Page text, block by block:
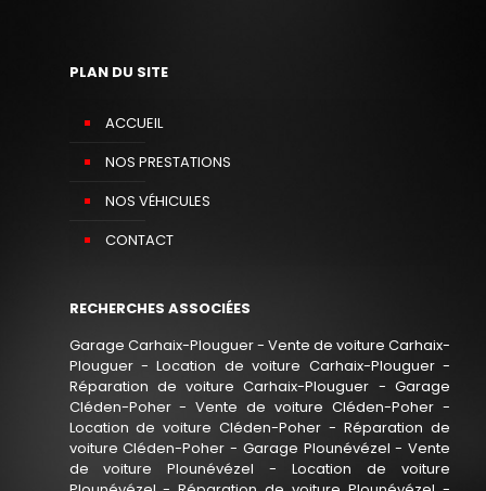
PLAN DU SITE
ACCUEIL
NOS PRESTATIONS
NOS VÉHICULES
CONTACT
RECHERCHES ASSOCIÉES
Garage Carhaix-Plouguer- Vente de voiture Carhaix-
Plouguer-Location de voiture Carhaix-Plouguer-
Réparation de voiture Carhaix-Plouguer -Garage
Cléden-Poher-Vente de voiture Cléden-Poher -
Location de voiture Cléden-Poher -Réparation de
voiture Cléden-Poher - Garage Plounévézel -Vente
de voiture Plounévézel -Location de voiture